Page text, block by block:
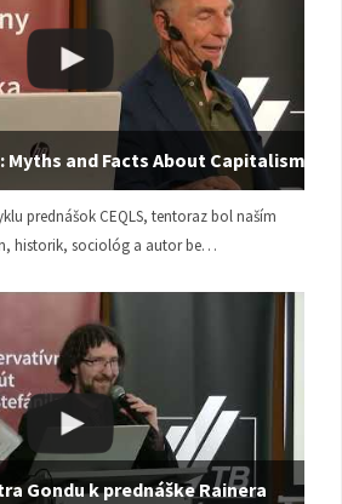
Myths and Facts About Capitalism
prednášok CEQLS, tentoraz bol naším
historik, sociológ a autor be…
Gondu k prednáške Rainera